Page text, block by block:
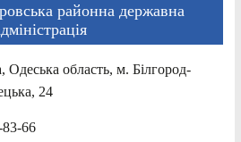
районна державна
Одеська область, м. Білгород-
24
66